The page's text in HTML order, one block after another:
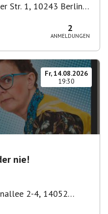
Str. 1, 10243 Berlin-
2
ANMELDUNGEN
Fr, 14.08.2026
19:30
nie!
2-4, 14052